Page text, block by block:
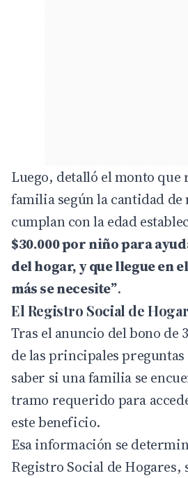
Luego, detalló el monto
familia según la cantidad de
cumplan con la edad
$30.000 por niño para
del hogar, y que llegue en
más se necesite”.
El Registro Social de
Tras el anuncio del bono de
de las principales preguntas
saber si una familia se
tramo requerido para
este beneficio.
Esa información se
Registro Social de Hogares,